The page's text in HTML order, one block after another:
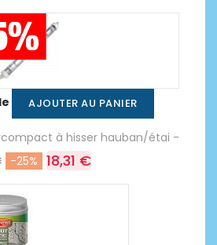
AJOUTER AU PANIER
à hisser hauban/étai -
-25% 18,31 €